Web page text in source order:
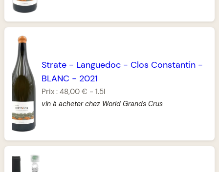
Strate - Languedoc - Clos Constantin -
BLANC - 2021
Prix :48,00 € -1.5l
vin à acheter chez World Grands Crus